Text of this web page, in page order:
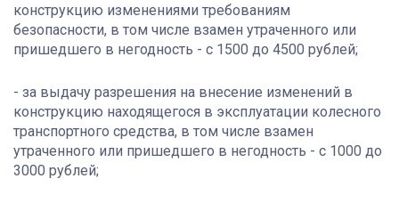
конструкцию изменениями требованиям
безопасности, в том числе взамен утраченного или
пришедшего в негодность - с 1500 до 4500 рублей;
- за выдачу разрешения на внесение изменений в
конструкцию находящегося в эксплуатации колесного
транспортного средства, в том числе взамен
утраченного или пришедшего в негодность - с 1000 до
3000 рублей;